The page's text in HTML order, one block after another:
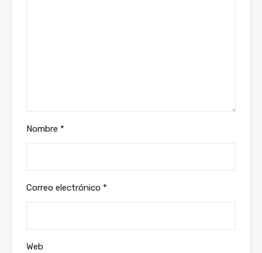
Nombre *
Correo electrónico *
Web